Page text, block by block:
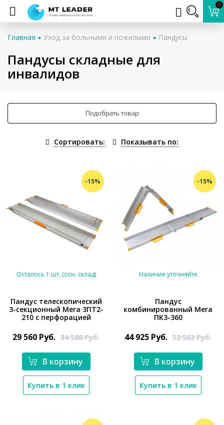
0
Главная Уход за больными и пожилыми Пандусы
Пандусы складные для
инвалидов
Подобрать товар
Сортировать: Показывать по:
-15%
*}
Осталось 1 шт. (осн. склад)
Пандус телескопический
3-секционный Мега 3ПТ2-
210 с перфорацией
29 560 Руб. 34 586Руб.
В корзину
Купить в 1 клик
-15%
*}
Наличие уточняйте
Пандус
комбинированный Мега
ПК3-360
44 925 Руб. 52 563Руб.
В корзину
Купить в 1 клик